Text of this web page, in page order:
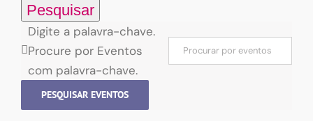
Pesquisar
Digite a palavra-chave.
Procure por Eventos
com palavra-chave.
PESQUISAR EVENTOS